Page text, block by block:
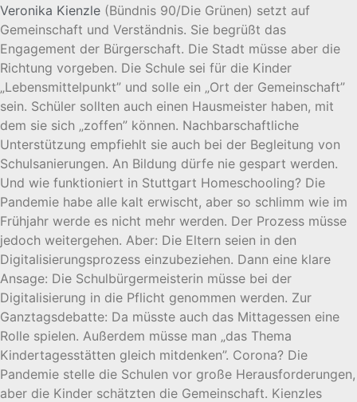
Veronika Kienzle (Bündnis 90/Die Grünen) setzt auf
Gemeinschaft und Verständnis. Sie begrüßt das
Engagement der Bürgerschaft. Die Stadt müsse aber die
Richtung vorgeben. Die Schule sei für die Kinder
„Lebensmittelpunkt” und solle ein „Ort der Gemeinschaft”
sein. Schüler sollten auch einen Hausmeister haben, mit
dem sie sich „zoffen” können. Nachbarschaftliche
Unterstützung empfiehlt sie auch bei der Begleitung von
Schulsanierungen. An Bildung dürfe nie gespart werden.
Und wie funktioniert in Stuttgart Homeschooling? Die
Pandemie habe alle kalt erwischt, aber so schlimm wie im
Frühjahr werde es nicht mehr werden. Der Prozess müsse
jedoch weitergehen. Aber: Die Eltern seien in den
Digitalisierungsprozess einzubeziehen. Dann eine klare
Ansage: Die Schulbürgermeisterin müsse bei der
Digitalisierung in die Pflicht genommen werden. Zur
Ganztagsdebatte: Da müsste auch das Mittagessen eine
Rolle spielen. Außerdem müsse man „das Thema
Kindertagesstätten gleich mitdenken”. Corona? Die
Pandemie stelle die Schulen vor große Herausforderungen,
aber die Kinder schätzten die Gemeinschaft. Kienzles